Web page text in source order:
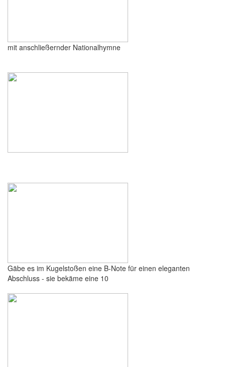
mit anschließernder Nationalhymne
Gäbe es im Kugelstoßen eine B-Note für einen eleganten
Abschluss - sie bekäme eine 10